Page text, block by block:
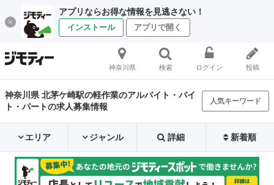
アプリならお得な情報を見逃さない！
インストール アプリで開く
神奈川県 検索 ログイン 投稿
神奈川県 北茅ケ崎駅の軽作業のアルバイト・バイ
ト・パートの求人募集情報
人気キーワード
エリア ジャンル 詳細 新着順